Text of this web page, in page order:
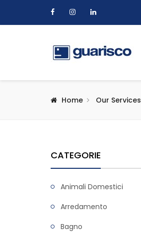
Home Our Services
CATEGORIE
Animali Domestici
Arredamento
Bagno